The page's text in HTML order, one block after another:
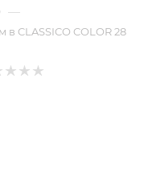
—
CLASSICO COLOR 28